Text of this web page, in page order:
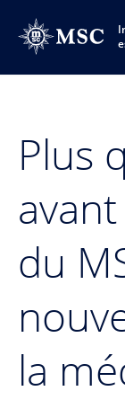
Plus
du
la